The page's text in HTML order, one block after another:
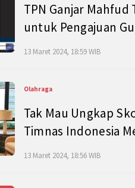
TPN Ganjar
untuk Pengajuan
13 Maret 2024, 18:59 WIB
Olahraga
Tak Mau Ungkap
Timnas Indonesia
13 Maret 2024, 18:56 WIB